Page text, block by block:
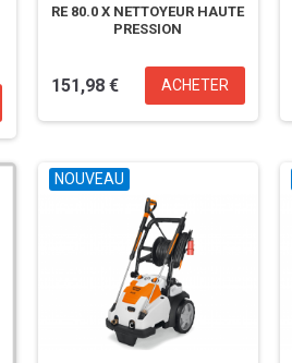
AUTOMOWER
HUSQVARNA 440
1 890,00 €
RE 80.0 X NETTOYEUR HAUTE
PRESSION
151,98 € ACHETER
NOUVEAU